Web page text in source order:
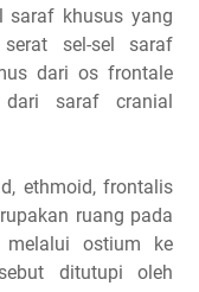
saraf khusus yang
sel-sel saraf
dari os frontale
saraf cranial
ethmoid, frontalis
ruang pada
melalui ostium ke
ditutupi oleh